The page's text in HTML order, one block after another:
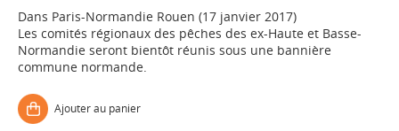
Dans Paris-Normandie Rouen (17 janvier 2017)
Les comités régionaux des pêches des ex-Haute et Basse-
Normandie seront bientôt réunis sous une bannière
commune normande.
Ajouter au panier